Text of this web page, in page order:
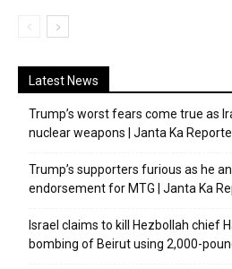
Latest News
Trump’s worst fears come true as
nuclear weapons | Janta Ka
Trump’s supporters furious as he
endorsement for MTG | Janta Ka
Israel claims to kill Hezbollah chief
bombing of Beirut using 2,000-